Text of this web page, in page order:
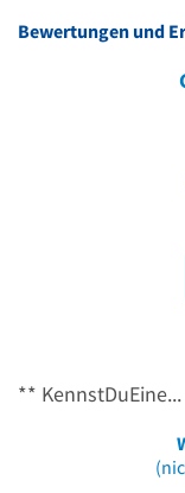
Bewertungen und
**
KennstDuEinen.de